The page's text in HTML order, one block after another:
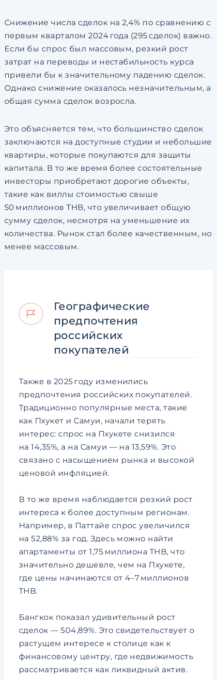
Снижение числа сделок на 2,4% по сравнению с
первым кварталом 2024 года (295 сделок) важно.
Если бы спрос был массовым, резкий рост
затрат на переводы и нестабильность курса
привели бы к значительному падению сделок.
Однако снижение оказалось незначительным, а
общая сумма сделок возросла.
Это объясняется тем, что большинство сделок
заключаются на доступные студии и небольшие
квартиры, которые покупаются для защиты
капитала. В то же время более состоятельные
инвесторы приобретают дорогие объекты,
такие как виллы стоимостью свыше
50 миллионов THB, что увеличивает общую
сумму сделок, несмотря на уменьшение их
количества. Рынок стал более качественным, но
менее массовым.
Географические
предпочтения
российских
покупателей
Также в 2025 году изменились
предпочтения российских покупателей.
Традиционно популярные места, такие
как Пхукет и Самуи, начали терять
интерес: спрос на Пхукете снизился
на 14,35%, а на Самуи — на 13,59%. Это
связано с насыщением рынка и высокой
ценовой инфляцией.
В то же время наблюдается резкий рост
интереса к более доступным регионам.
Например, в Паттайе спрос увеличился
на 52,88% за год. Здесь можно найти
апартаменты от 1,75 миллиона THB, что
значительно дешевле, чем на Пхукете,
где цены начинаются от 4–7 миллионов
THB.
Бангкок показал удивительный рост
сделок — 504,89%. Это свидетельствует о
растущем интересе к столице как к
финансовому центру, где недвижимость
рассматривается как ликвидный актив.